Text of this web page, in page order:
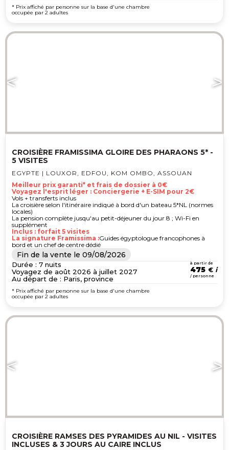
* Prix affiché par personne sur la base d'une chambre
occupée par 2 adultes
CROISIÈRE FRAMISSIMA GLOIRE DES PHARAONS 5* -
5 VISITES
EGYPTE | LOUXOR, EDFOU, KOM OMBO, ASSOUAN
Meilleur prix garanti* et frais de dossier à 0€
Voyagez l'esprit léger : Conciergerie + E-SIM pour 2€
Vols + transferts inclus
La croisière selon l'itinéraire indiqué à bord d'un bateau 5*NL (normes
locales)
La pension complète jusqu'au petit-déjeuner du jour 8 ; Wi-Fi en
supplément
Inclus : forfait 5 visites
La signature Framissima :Guides égyptologue francophones à
bord et un chef de centre dédié
Fin de la vente le 09/08/2026
Durée : 7 nuits
Voyagez de août 2026 à juillet 2027
Au départ de : Paris, province
à partir de
475 €
/ personne
* Prix affiché par personne sur la base d'une chambre
occupée par 2 adultes
CROISIÈRE RAMSES DES PYRAMIDES AU NIL - VISITES
INCLUSES & 3 JOURS AU CAIRE INCLUS